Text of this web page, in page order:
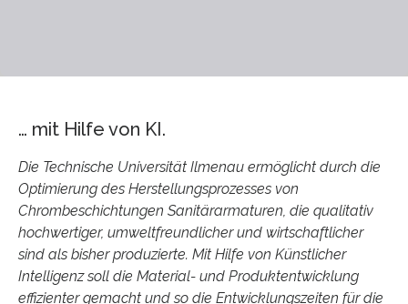
… mit Hilfe von KI.
Die Technische Universität Ilmenau ermöglicht durch die
Optimierung des Herstellungsprozesses von
Chrombeschichtungen Sanitärarmaturen, die qualitativ
hochwertiger, umweltfreundlicher und wirtschaftlicher
sind als bisher produzierte. Mit Hilfe von Künstlicher
Intelligenz soll die Material- und Produktentwicklung
effizienter gemacht und so die Entwicklungszeiten für die